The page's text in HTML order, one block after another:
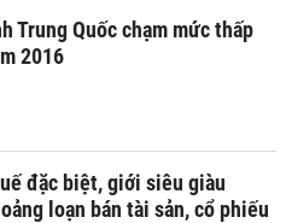
Trung Quốc chạm mức thấp
2016
đặc biệt, giới siêu giàu
loạn bán tài sản, cổ phiếu